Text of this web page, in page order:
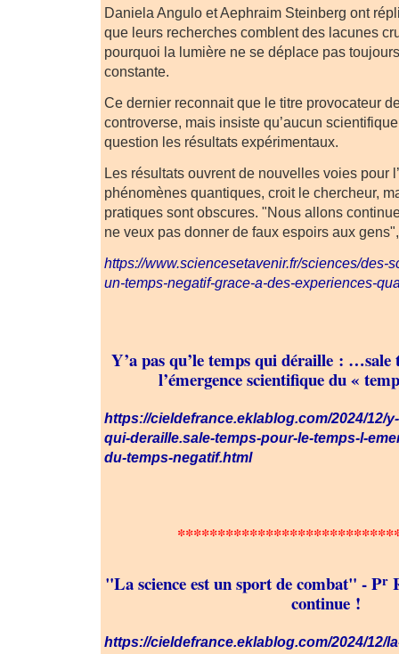
Daniela Angulo et Aephraim Steinberg ont
que leurs recherches comblent des lacunes
pourquoi la lumière ne se déplace pas
constante.
Ce dernier reconnait que le titre provocateur
controverse, mais insiste qu’aucun
question les résultats expérimentaux.
Les résultats ouvrent de nouvelles voies pour
phénomènes quantiques, croit le chercheur,
pratiques sont obscures. "Nous allons
ne veux pas donner de faux espoirs aux
https://www.sciencesetavenir.fr/sciences/des-
un-temps-negatif-grace-a-des-experiences-
Y’a pas qu’le temps qui déraille : …sale
l’émergence scientifique du «
https://cieldefrance.eklablog.com/2024/12/
qui-deraille.sale-temps-pour-le-temps-l-
du-temps-negatif.html
"La science est un sport de combat" - Pr
continue !
https://cieldefrance.eklablog.com/2024/12/